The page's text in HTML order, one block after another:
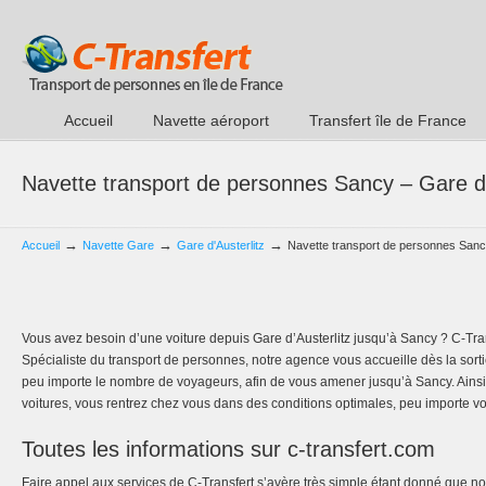
Accueil Navette aéroport Transfert île de France
Navette transport de personnes Sancy – Gare
Accueil → Navette Gare → Gare d'Austerlitz → Navette transport de personnes
Vous avez besoin d’une voiture depuis Gare d’Austerlitz jusqu’à Sancy ? C-
Spécialiste du transport de personnes, notre agence vous accueille dès la
peu importe le nombre de voyageurs, afin de vous amener jusqu’à Sancy.
voitures, vous rentrez chez vous dans des conditions optimales, peu importe
Toutes les informations sur c-transfert.com
Faire appel aux services de C-Transfert s’avère très simple étant donné que